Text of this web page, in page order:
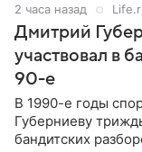
2 часа назад
Дмитрий
участвовал в
90-е
В 1990-е годы
Губерниеву
бандитских